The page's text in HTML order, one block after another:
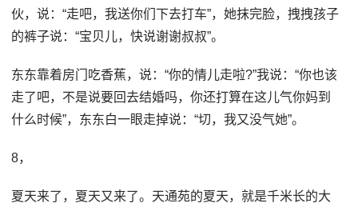
伙，说：“走吧，我送你们下去打车”，她抹完脸，拽拽孩子
的裤子说：“宝贝儿，快说谢谢叔叔”。
东东靠着房门吃香蕉，说：“你的情儿走啦?”我说：“你也该
走了吧，不是说要回去结婚吗，你还打算在这儿气你妈到
什么时候”，东东白一眼走掉说：“切，我又没气她”。
8，
夏天来了，夏天又来了。天通苑的夏天，就是千米长的大